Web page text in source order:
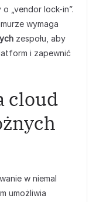
„vendor lock-in”.
wymaga
zespołu, aby
i zapewnić
cloud
w niemal
umożliwia